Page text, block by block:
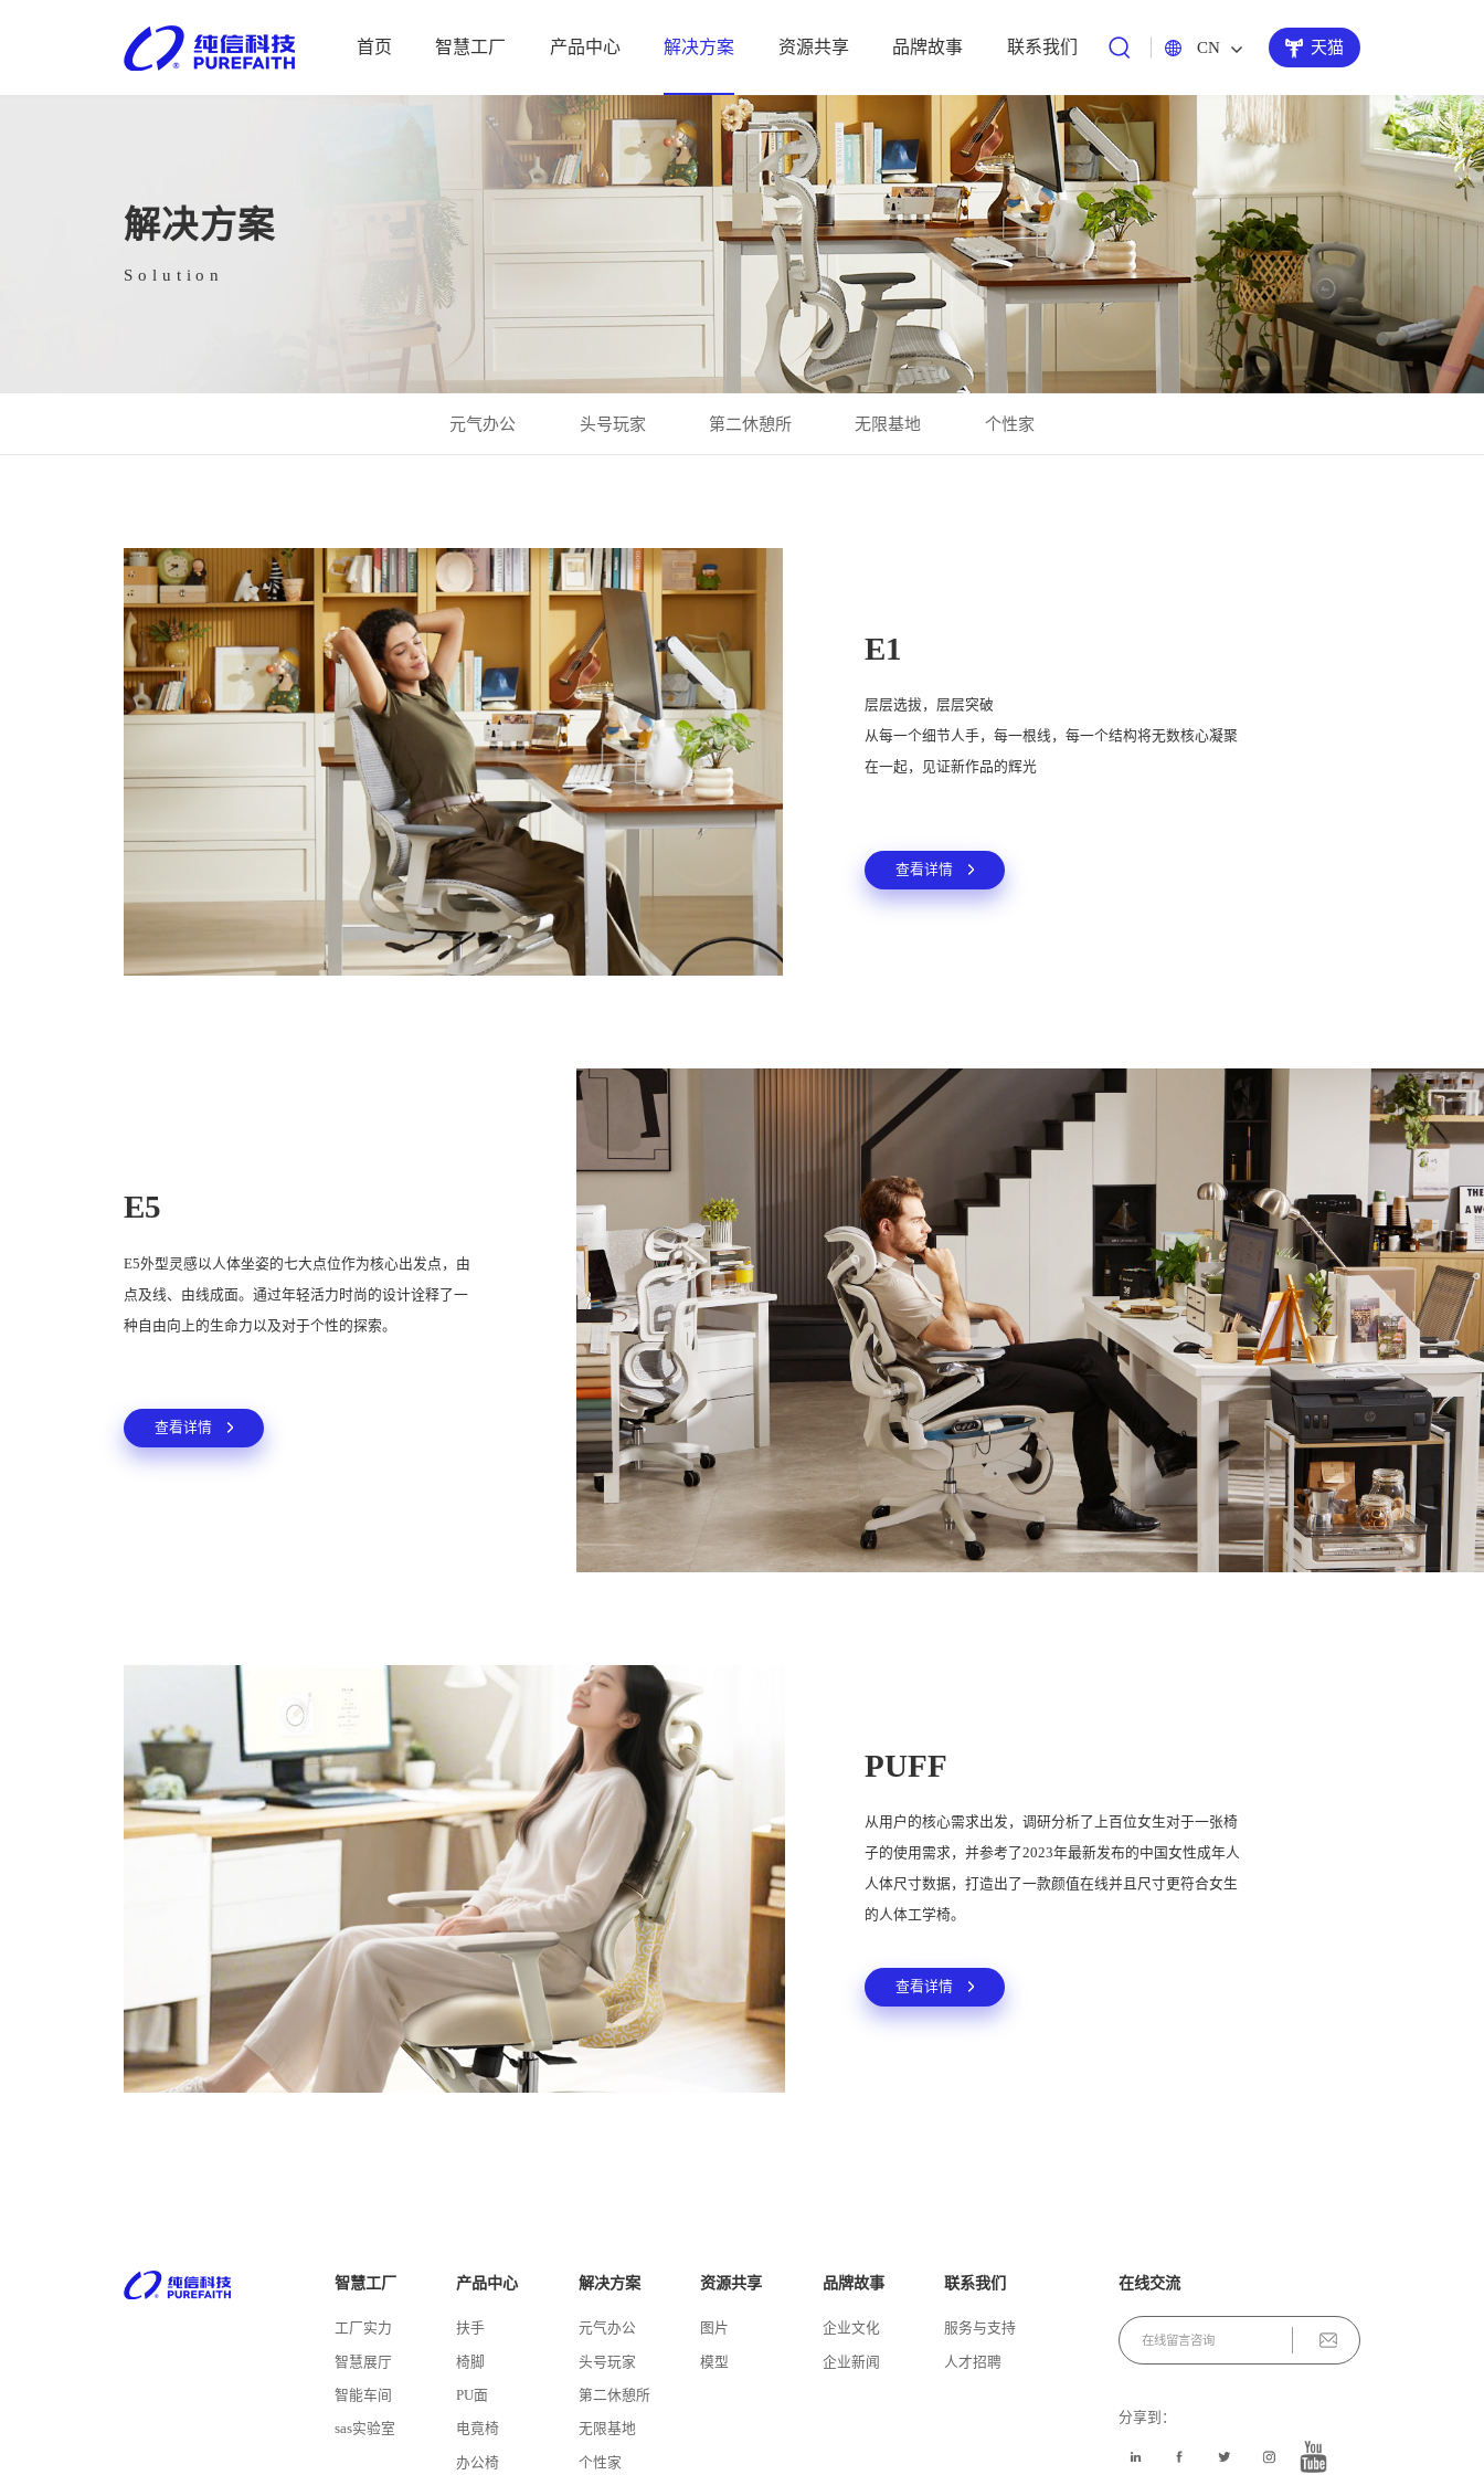
首页 智慧工厂 产品中心 解决方案 资源共享 品牌故事 联系我们 CN 天猫
解决方案
Solution
元气办公 头号玩家 第二休憩所 无限基地 个性家
E1
层层选拔，层层突破
从每一个细节人手，每一根线，每一个结构将无数核心凝聚
在一起，见证新作品的辉光
查看详情
E5
E5外型灵感以人体坐姿的七大点位作为核心出发点，由
点及线、由线成面。通过年轻活力时尚的设计诠释了一
种自由向上的生命力以及对于个性的探索。
查看详情
PUFF
从用户的核心需求出发，调研分析了上百位女生对于一张椅
子的使用需求，并参考了2023年最新发布的中国女性成年人
人体尺寸数据，打造出了一款颜值在线并且尺寸更符合女生
的人体工学椅。
查看详情
智慧工厂
工厂实力
智慧展厅
智能车间
sas实验室
产品中心
扶手
椅脚
PU面
电竟椅
办公椅
解决方案
元气办公
头号玩家
第二休憩所
无限基地
个性家
资源共享
图片
模型
品牌故事
企业文化
企业新闻
联系我们
服务与支持
人才招聘
在线交流
分享到：